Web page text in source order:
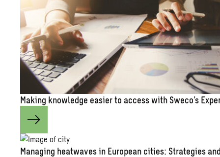
Making knowledge easier to access with Sweco’s
Managing heatwaves in European cities: Strategies